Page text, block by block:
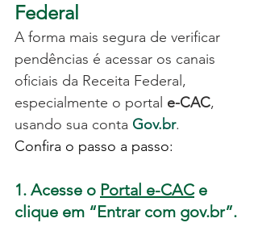
Federal
A forma mais segura de verificar
pendências é acessar os canais
oficiais da Receita Federal,
especialmente o portal e-CAC,
usando sua conta Gov.br.
Confira o passo a passo:
1. Acesse o Portal e-CAC e
clique em “Entrar com gov.br”.